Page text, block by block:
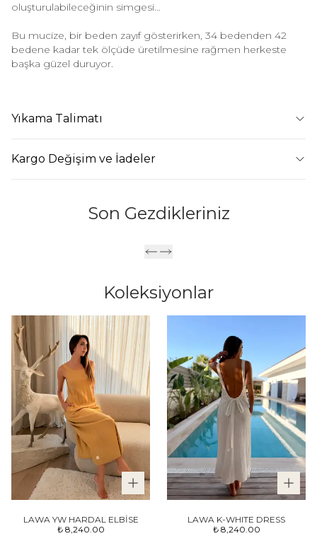
oluşturulabileceğinin simgesi…
Bu mucize, bir beden zayıf gösterirken, 34 bedenden 42
bedene kadar tek ölçüde üretilmesine rağmen herkeste
başka güzel duruyor.
Yıkama Talimatı
Kargo Değişim ve İadeler
Son Gezdikleriniz
Koleksiyonlar
LAWA YW HARDAL ELBİSE
₺ 8,240.00
LAWA K-WHITE DRESS
₺ 8,240.00